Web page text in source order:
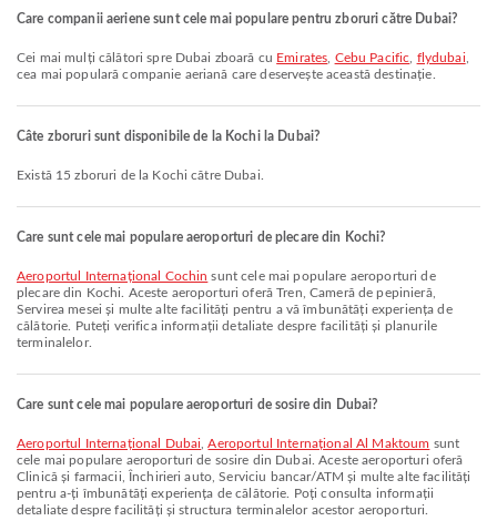
Care companii aeriene sunt cele mai populare pentru zboruri către Dubai?
Cei mai mulți călători spre Dubai zboară cu Emirates Cebu Pacific flydubai
cea mai populară companie aeriană care deservește această destinație.
Câte zboruri sunt disponibile de la Kochi la Dubai?
Există 15 zboruri de la Kochi către Dubai.
Care sunt cele mai populare aeroporturi de plecare din Kochi?
Aeroportul Internațional Cochin sunt cele mai populare aeroporturi de
plecare din Kochi. Aceste aeroporturi oferă Tren, Cameră de pepinieră,
Servirea mesei și multe alte facilități pentru a vă îmbunătăți experiența de
călătorie. Puteți verifica informații detaliate despre facilități și planurile
terminalelor.
Care sunt cele mai populare aeroporturi de sosire din Dubai?
Aeroportul Internațional Dubai ,Aeroportul Internațional Al Maktoum sunt
cele mai populare aeroporturi de sosire din Dubai. Aceste aeroporturi oferă
Clinică și farmacii, Închirieri auto, Serviciu bancar/ATM și multe alte facilități
pentru a-ți îmbunătăți experiența de călătorie. Poți consulta informații
detaliate despre facilități și structura terminalelor acestor aeroporturi.